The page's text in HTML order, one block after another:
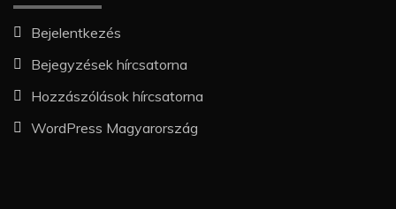
Bejelentkezés
Bejegyzések hírcsatorna
Hozzászólások hírcsatorna
WordPress Magyarország